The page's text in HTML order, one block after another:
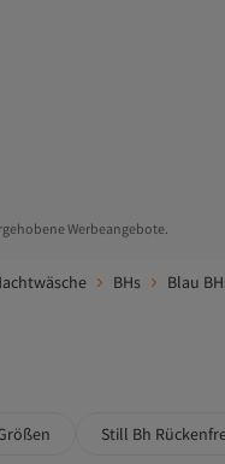
Werbeangebote.
BHs Blau
Still Bh